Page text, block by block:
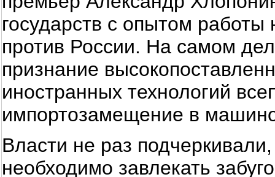
государств с опытом
против России. На самом
признание
иностранных технологий
импортозамещение в
Власти не раз
необходимо завлекать